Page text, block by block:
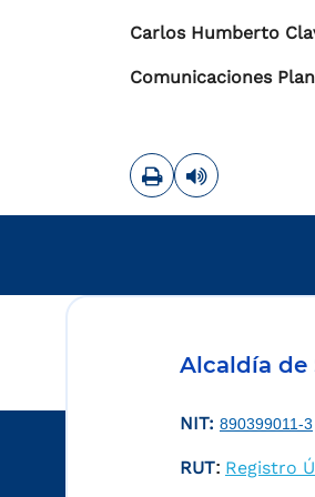
Carlos Humberto
Comunicaciones
ImprimirLeer
Alcaldía de
NIT: 890399011-3
RUT: Registro